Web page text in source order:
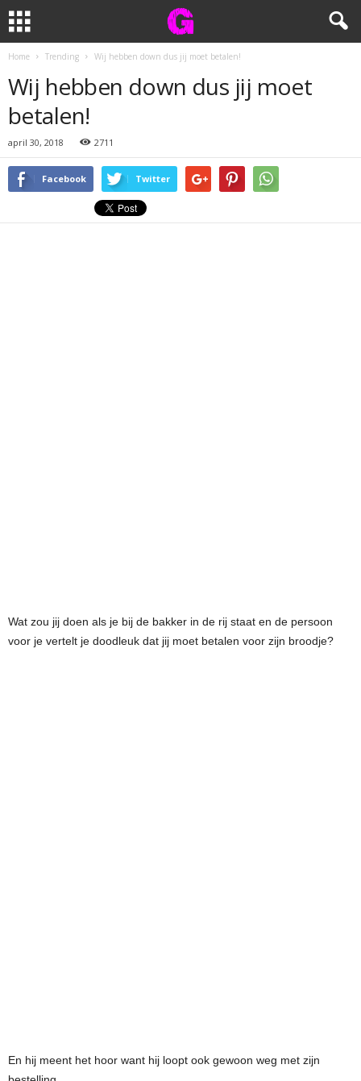
Home Trending Wij hebben down dus jij moet betalen!
Wij hebben down dus jij moet
betalen!
april 30, 2018 2711
Facebook Twitter
Wat zou jij doen als je bij de bakker in de rij staat en de persoon
voor je vertelt je doodleuk dat jij moet betalen voor zijn broodje?
En hij meent het hoor want hij loopt ook gewoon weg met zijn